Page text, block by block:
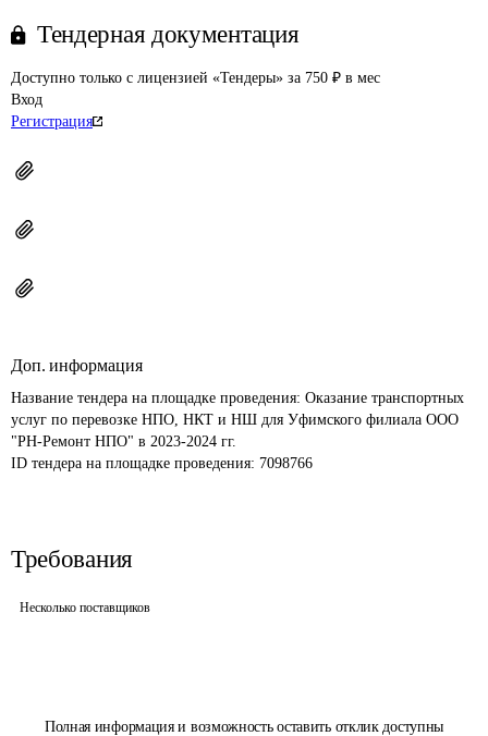
Полная информация и возможность оставить отклик доступны
Тендерная документация
Доступно только с лицензией «Тендеры» за 750 ₽ в мес
Вход
Регистрация
Доп. информация
Название тендера на площадке проведения: Оказание транспортных
услуг по перевозке НПО, НКТ и НШ для Уфимского филиала ООО
"РН-Ремонт НПО" в 2023-2024 гг.
ID тендера на площадке проведения: 7098766
Требования
Несколько поставщиков